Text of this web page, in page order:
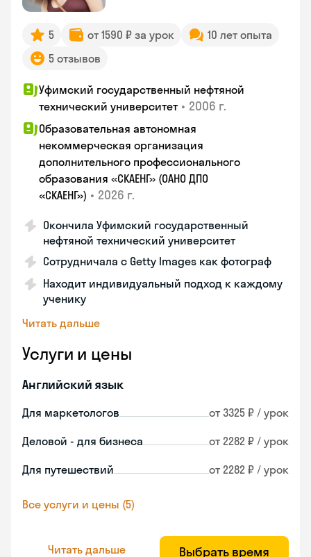
5 от 1590 ₽ за урок
10 лет опыта
5 отзывов
Уфимский государственный нефтяной
технический университет • 2006 г.
Образовательная автономная
некоммерческая организация
дополнительного профессионального
образования «СКАЕНГ» (ОАНО ДПО
«СКАЕНГ») • 2026 г.
Окончила Уфимский государственный
нефтяной технический университет
Сотрудничала с Getty Images как фотограф
Находит индивидуальный подход к каждому
ученику
Читать дальше
Услуги и цены
Английский язык
Для маркетологов от 3325 ₽ / урок
Деловой - для бизнеса от 2282 ₽ / урок
Для путешествий от 2282 ₽ / урок
Все услуги и цены (5)
Читать дальше Выбрать время